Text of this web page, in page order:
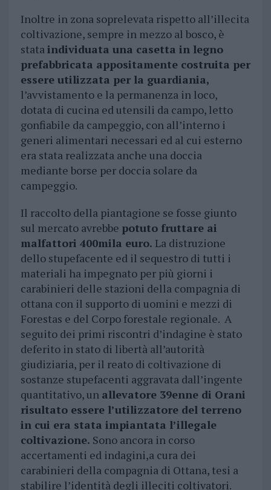
Inoltre in zona soprelevata rispetto all’illecita
coltivazione, sempre in mezzo al bosco, è
stataindividuata una casetta in legno
prefabbricata appositamente costruita per
essere utilizzata per la guardiania,
l’avvistamento e la permanenza in loco,
dotata di cucina ed utensili da campo, letto
gonfiabile da campeggio, con all’interno i
generi alimentari necessari ed al cui esterno
era stata realizzata anche una doccia
mediante borse per doccia solare da
campeggio.
Il raccolto della piantagione se fosse giunto
sul mercato avrebbe potuto fruttare ai
malfattori 400mila euro. La distruzione
dello stupefacente ed il sequestro di tutti i
materiali ha impegnato per più giorni i
carabinieri delle stazioni della compagnia di
ottana con il supporto di uomini e mezzi di
Forestas e del Corpo forestale regionale. A
seguito dei primi riscontri d’indagine è stato
deferito in stato di libertà all’autorità
giudiziaria, per il reato di coltivazione di
sostanze stupefacenti aggravata dall’ingente
quantitativo, un allevatore 39enne di Orani
risultato essere l’utilizzatore del terreno
in cui era stata impiantata l’illegale
coltivazione. Sono ancora in corso
accertamenti ed indagini,a cura dei
carabinieri della compagnia di Ottana, tesi a
stabilire l’identità degli illeciti coltivatori.